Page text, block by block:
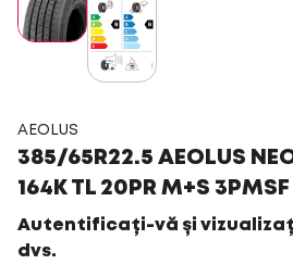
AEOLUS
385/65R22.5 AEOLUS
164K TL 20PR M+S 3PMSF
Autentificați-vă și
dvs.